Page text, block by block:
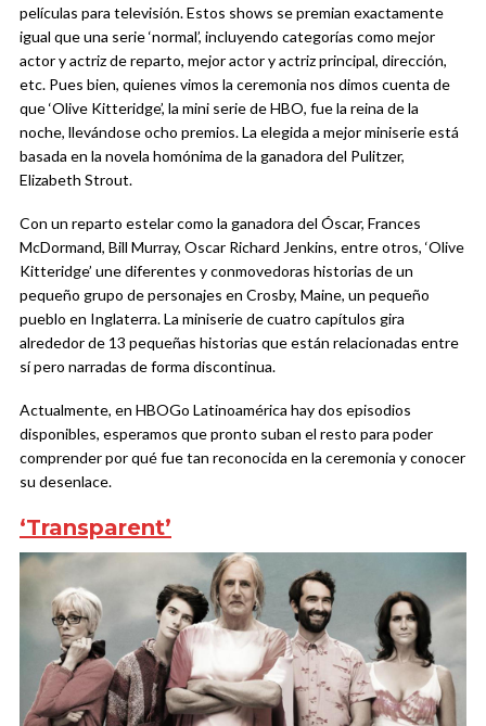
películas para televisión. Estos shows se premian exactamente
igual que una serie ‘normal’, incluyendo categorías como mejor
actor y actriz de reparto, mejor actor y actriz principal, dirección,
etc. Pues bien, quienes vimos la ceremonia nos dimos cuenta de
que ‘Olive Kitteridge’, la mini serie de HBO, fue la reina de la
noche, llevándose ocho premios. La elegida a mejor miniserie está
basada en la novela homónima de la ganadora del Pulitzer,
Elizabeth Strout.
Con un reparto estelar como la ganadora del Óscar, Frances
McDormand, Bill Murray, Oscar Richard Jenkins, entre otros, ‘Olive
Kitteridge’ une diferentes y conmovedoras historias de un
pequeño grupo de personajes en Crosby, Maine, un pequeño
pueblo en Inglaterra. La miniserie de cuatro capítulos gira
alrededor de 13 pequeñas historias que están relacionadas entre
sí pero narradas de forma discontinua.
Actualmente, en HBOGo Latinoamérica hay dos episodios
disponibles, esperamos que pronto suban el resto para poder
comprender por qué fue tan reconocida en la ceremonia y conocer
su desenlace.
‘Transparent’